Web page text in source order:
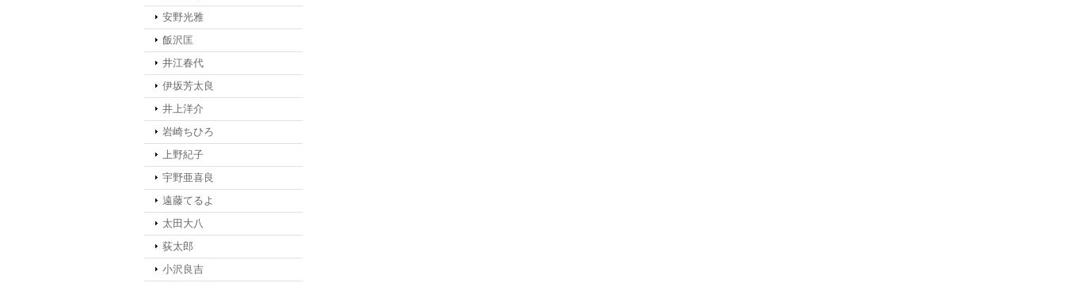
安野光雅
飯沢匡
井江春代
伊坂芳太良
井上洋介
岩崎ちひろ
上野紀子
宇野亜喜良
遠藤てるよ
太田大八
荻太郎
小沢良吉